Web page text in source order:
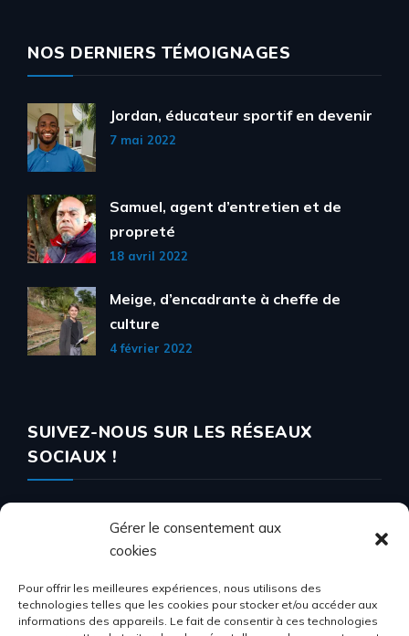
Gérer le consentement aux
cookies
Pour offrir les meilleures expériences, nous utilisons des
technologies telles que les cookies pour stocker et/ou accéder aux
informations des appareils. Le fait de consentir à ces technologies
NOS DERNIERS TÉMOIGNAGES
Jordan, éducateur sportif en devenir
7 mai 2022
Samuel, agent d’entretien et de
propreté
18 avril 2022
Meige, d’encadrante à cheffe de
culture
4 février 2022
SUIVEZ-NOUS SUR LES RÉSEAUX
SOCIAUX !
Le Jardin de Cocagne de Saint-Bernard